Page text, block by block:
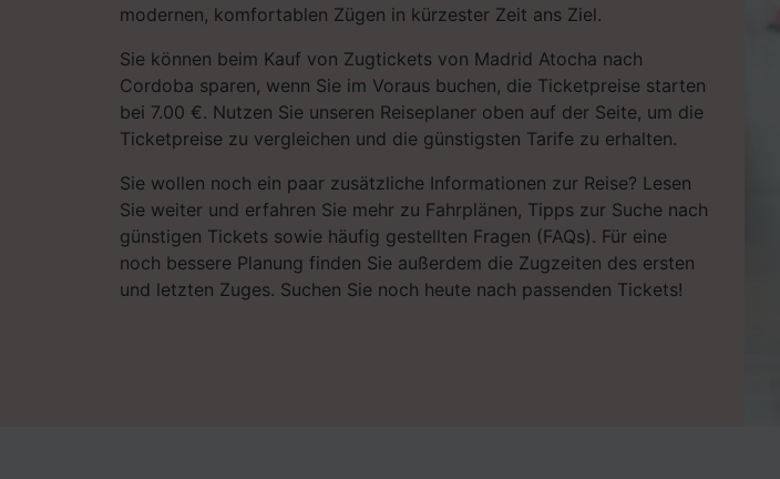
modernen, komfortablen Zügen in kürzester Zeit ans Ziel.
Sie können beim Kauf von Zugtickets von Madrid Atocha nach
Cordoba sparen, wenn Sie im Voraus buchen, die Ticketpreise starten
bei 7.00 €. Nutzen Sie unseren Reiseplaner oben auf der Seite, um die
Ticketpreise zu vergleichen und die günstigsten Tarife zu erhalten.
Sie wollen noch ein paar zusätzliche Informationen zur Reise? Lesen
Sie weiter und erfahren Sie mehr zu Fahrplänen, Tipps zur Suche nach
günstigen Tickets sowie häufig gestellten Fragen (FAQs). Für eine
noch bessere Planung finden Sie außerdem die Zugzeiten des ersten
und letzten Zuges. Suchen Sie noch heute nach passenden Tickets!